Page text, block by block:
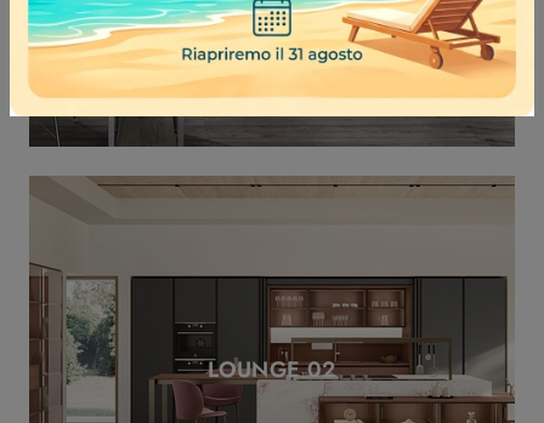
LOUNGE 02